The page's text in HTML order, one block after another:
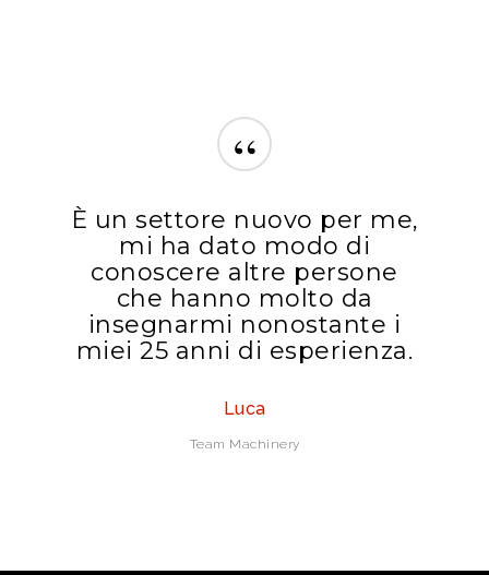
“
È un settore nuovo per me,
mi ha dato modo di
conoscere altre persone
che hanno molto da
insegnarmi nonostante i
miei 25 anni di esperienza.
Luca
Team Machinery